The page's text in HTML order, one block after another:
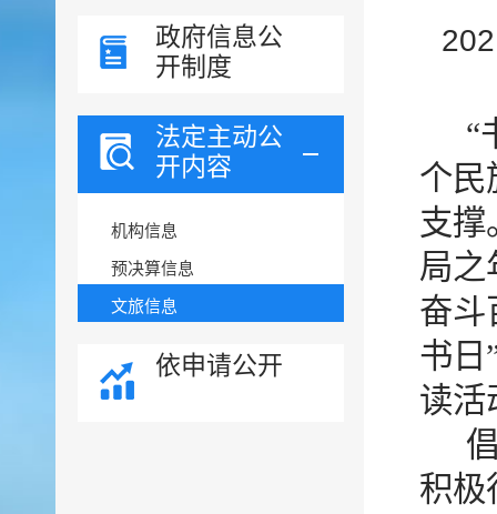
政府信息公
开制度
法定主动公
开内容
机构信息
预决算信息
文旅信息
依申请公开
“
个民
支撑
局之
奋斗
书日
读活
积极